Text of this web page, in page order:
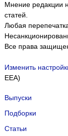
Мнение редакции
статей.
Любая
Все права
Изменить
EEA)
Выпуски
Подборки
Статьи